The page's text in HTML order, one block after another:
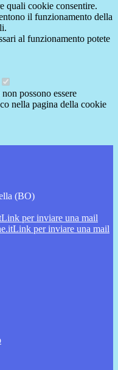
quali cookie consentire.
il funzionamento della
al funzionamento potete
possono essere
nella pagina della cookie
(BO)
Link per inviare una mail
Link per inviare una mail